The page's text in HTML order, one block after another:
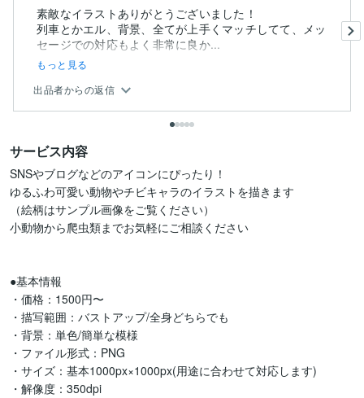
素敵なイラストありがとうございました！
列車とかエル、背景、全てが上手くマッチしてて、メッ
セージでの対応もよく非常に良か...
もっと見る
出品者からの返信
サービス内容
SNSやブログなどのアイコンにぴったり！
ゆるふわ可愛い動物やチビキャラのイラストを描きます
（絵柄はサンプル画像をご覧ください）
小動物から爬虫類までお気軽にご相談ください
●基本情報
・価格：1500円〜
・描写範囲：バストアップ/全身どちらでも
・背景：単色/簡単な模様
・ファイル形式：PNG
・サイズ：基本1000px×1000px(用途に合わせて対応します)
・解像度：350dpi